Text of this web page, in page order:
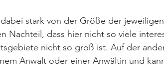
stark von der Größe der
Nachteil, dass hier nicht so viele
nicht so groß ist. Auf der
Anwalt oder einer Anwältin und